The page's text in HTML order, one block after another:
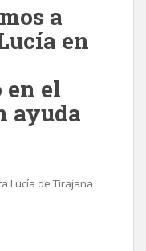
a
en
el
ayuda
Lucía de Tirajana